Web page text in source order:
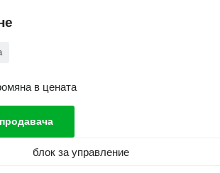
в цената
блок за управление